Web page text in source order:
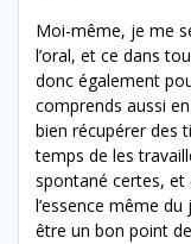
Moi-même, je me
l’oral, et ce dans
donc également
comprends aussi
bien récupérer des
temps de les
spontané certes, et
l’essence même
être un bon point